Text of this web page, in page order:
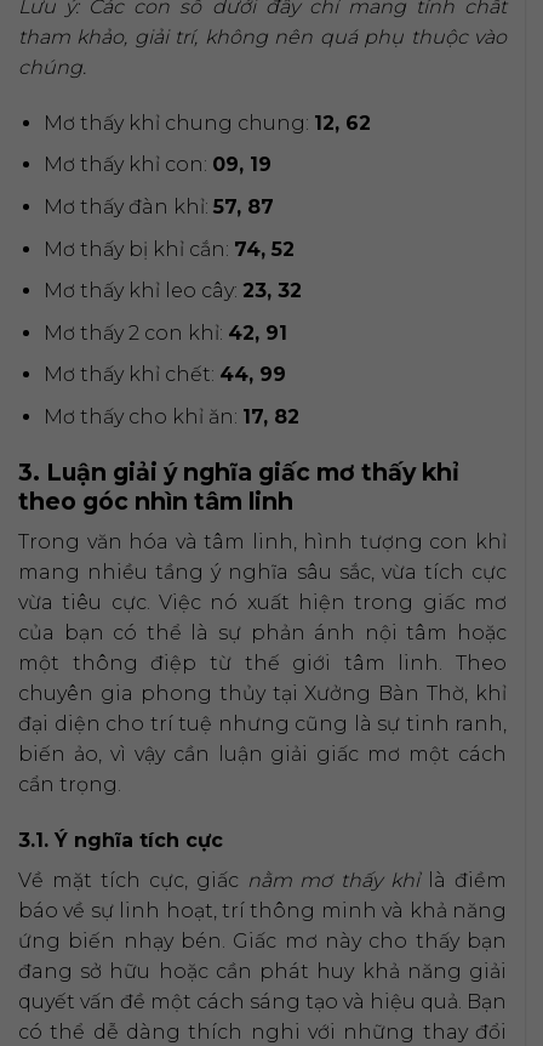
Lưu ý: Các con số dưới đây chỉ mang tính chất
tham khảo, giải trí, không nên quá phụ thuộc vào
chúng.
Mơ thấy khỉ chung chung: 12, 62
Mơ thấy khỉ con: 09, 19
Mơ thấy đàn khỉ: 57, 87
Mơ thấy bị khỉ cắn: 74, 52
Mơ thấy khỉ leo cây: 23, 32
Mơ thấy 2 con khỉ: 42, 91
Mơ thấy khỉ chết: 44, 99
Mơ thấy cho khỉ ăn: 17, 82
3. Luận giải ý nghĩa giấc mơ thấy khỉ
theo góc nhìn tâm linh
Trong văn hóa và tâm linh, hình tượng con khỉ
mang nhiều tầng ý nghĩa sâu sắc, vừa tích cực
vừa tiêu cực. Việc nó xuất hiện trong giấc mơ
của bạn có thể là sự phản ánh nội tâm hoặc
một thông điệp từ thế giới tâm linh. Theo
chuyên gia phong thủy tại Xưởng Bàn Thờ, khỉ
đại diện cho trí tuệ nhưng cũng là sự tinh ranh,
biến ảo, vì vậy cần luận giải giấc mơ một cách
cẩn trọng.
3.1. Ý nghĩa tích cực
Về mặt tích cực, giấc nằm mơ thấy khỉlà điềm
báo về sự linh hoạt, trí thông minh và khả năng
ứng biến nhạy bén. Giấc mơ này cho thấy bạn
đang sở hữu hoặc cần phát huy khả năng giải
quyết vấn đề một cách sáng tạo và hiệu quả. Bạn
có thể dễ dàng thích nghi với những thay đổi